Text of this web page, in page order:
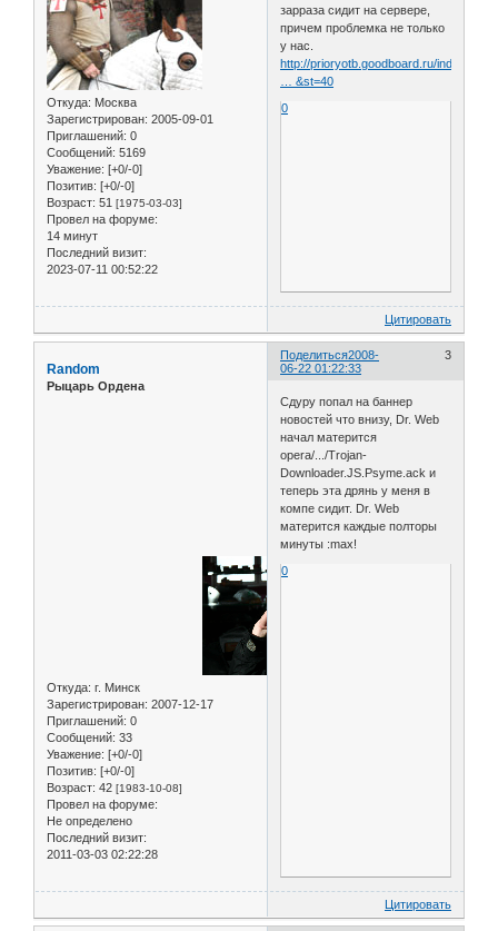
Откуда: Москва
Зарегистрирован: 2005-09-01
Приглашений: 0
Сообщений: 5169
Уважение: [+0/-0]
Позитив: [+0/-0]
Возраст: 51 [1975-03-03]
Провел на форуме:
14 минут
Последний визит:
2023-07-11 00:52:22
зарраза сидит на сервере,
причем проблемка не только
у нас.
http://prioryotb.goodboard.ru/index.php
… &st=40
0
Цитировать
Поделиться 3
2008-
06-22 01:22:33
Random
Рыцарь Ордена
Откуда: г. Минск
Зарегистрирован: 2007-12-17
Приглашений: 0
Сообщений: 33
Уважение: [+0/-0]
Позитив: [+0/-0]
Возраст: 42 [1983-10-08]
Провел на форуме:
Не определено
Последний визит:
2011-03-03 02:22:28
Сдуру попал на баннер
новостей что внизу, Dr. Web
начал матерится
opera/.../Trojan-
Downloader.JS.Psyme.ack и
теперь эта дрянь у меня в
компе сидит. Dr. Web
матерится каждые полторы
минуты :max!
0
Цитировать